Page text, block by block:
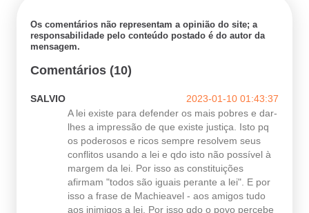
Os comentários não representam a opinião do site; a
responsabilidade pelo conteúdo postado é do autor da
mensagem.
Comentários (10)
SALVIO
2023-01-10 01:43:37
A lei existe para defender os mais pobres e dar-
lhes a impressão de que existe justiça. Isto pq
os poderosos e ricos sempre resolvem seus
conflitos usando a lei e qdo isto não possível à
margem da lei. Por isso as constituições
afirmam "todos são iguais perante a lei". E por
isso a frase de Machieavel - aos amigos tudo
aos inimigos a lei. Por isso qdo o povo percebe